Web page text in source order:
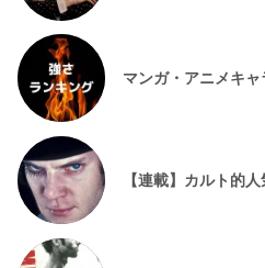
マンガ・アニメキ
【連載】カルト的